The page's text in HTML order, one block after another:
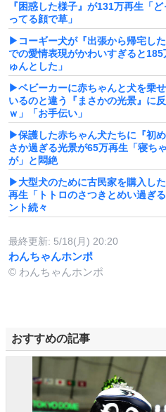
『困惑した様子』が131万再生「
ってる顔で草」
▶コーギー犬が『出張から帰宅し
での愛情表現がかわいすぎると
ゅんとした」
▶ベビーカーに赤ちゃんと犬を乗
いるのと違う『まさかの光景』に
ｗ」「お手伝い」
▶保護した赤ちゃん犬たちに『初
さか過ぎる光景が65万再生「寝ち
が」と悶絶
▶大型犬のために古民家を購入し
再生「トトロのさつきとめい過ぎ
ント続々
最終更新: 5/18(月) 20:20
わんちゃんホンポ
© わんちゃんホンポ
おすすめの記事